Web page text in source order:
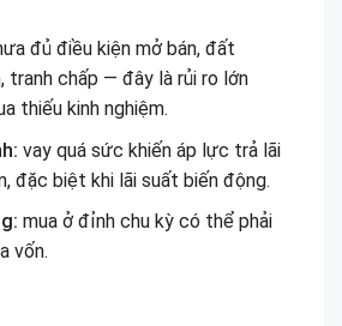
đủ điều kiện mở bán, đất
tranh chấp — đây là rủi ro lớn
thiếu kinh nghiệm.
vay quá sức khiến áp lực trả lãi
đặc biệt khi lãi suất biến động.
mua ở đỉnh chu kỳ có thể phải
vốn.